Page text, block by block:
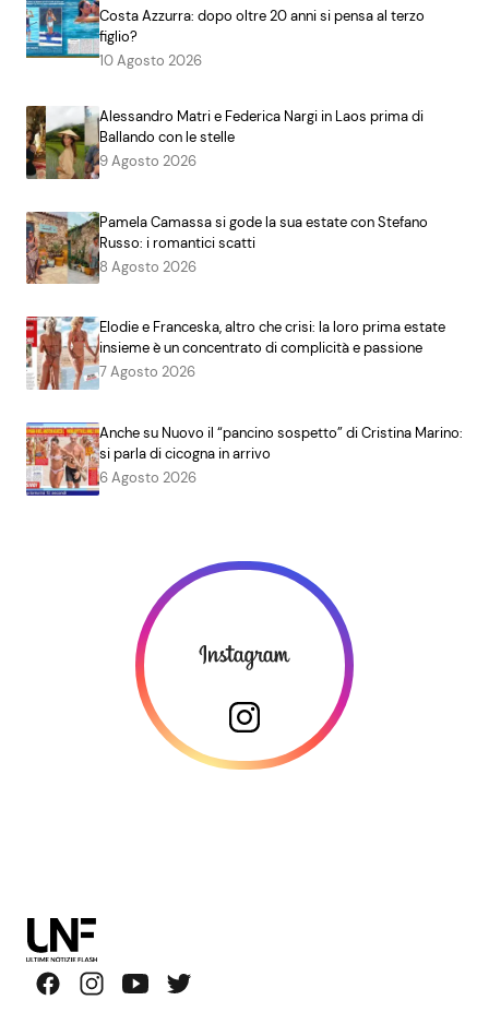
Costa Azzurra: dopo oltre 20 anni si pensa al terzo
figlio?
10 Agosto 2026
Alessandro Matri e Federica Nargi in Laos prima di
Ballando con le stelle
9 Agosto 2026
Pamela Camassa si gode la sua estate con Stefano
Russo: i romantici scatti
8 Agosto 2026
Elodie e Franceska, altro che crisi: la loro prima estate
insieme è un concentrato di complicità e passione
7 Agosto 2026
Anche su Nuovo il “pancino sospetto” di Cristina Marino:
si parla di cicogna in arrivo
6 Agosto 2026